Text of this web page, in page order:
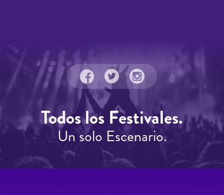
Todos los Festivales.
Un solo Escenario.